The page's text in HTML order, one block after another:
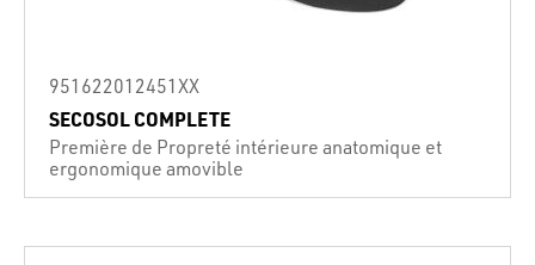
951622012451XX
SECOSOL COMPLETE
Première de Propreté intérieure anatomique et
ergonomique amovible